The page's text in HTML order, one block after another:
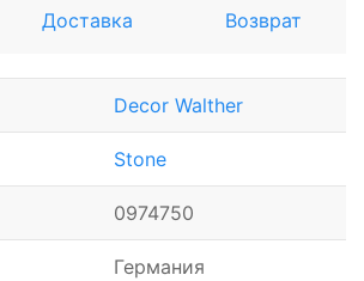
Доставка Возврат
Decor Walther
Stone
0974750
Германия